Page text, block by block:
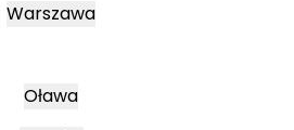
Warszawa
Oława